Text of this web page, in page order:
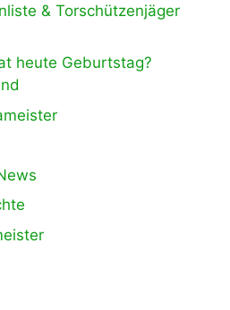
& Torschützenjäger
heute Geburtstag?